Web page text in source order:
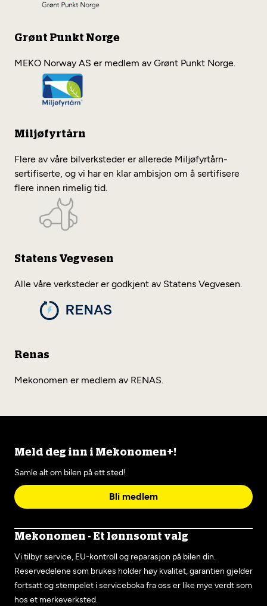
Grønt Punkt Norge
MEKO Norway AS er medlem av Grønt Punkt Norge.
Miljøfyrtårn
Flere av våre bilverksteder er allerede Miljøfyrtårn-
sertifiserte, og vi har en klar ambisjon om å sertifisere
flere innen rimelig tid.
Statens Vegvesen
Alle våre verksteder er godkjent av Statens Vegvesen.
Renas
Mekonomen er medlem av RENAS.
Meld deg inn i Mekonomen+!
Samle alt om bilen på ett sted!
Bli medlem
Mekonomen - Et lønnsomt valg
Vi tilbyr service, EU-kontroll og reparasjon på bilen din.
Reservedelene som brukes holder høy kvalitet, garantien gjelder
fortsatt og stempelet i serviceboka fra oss er like mye verdt som
hos et merkeverksted.